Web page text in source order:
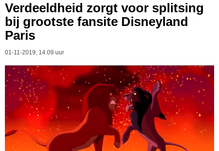
Verdeeldheid zorgt voor splitsing
bij grootste fansite Disneyland
Paris
01-11-2019, 14.09 uur